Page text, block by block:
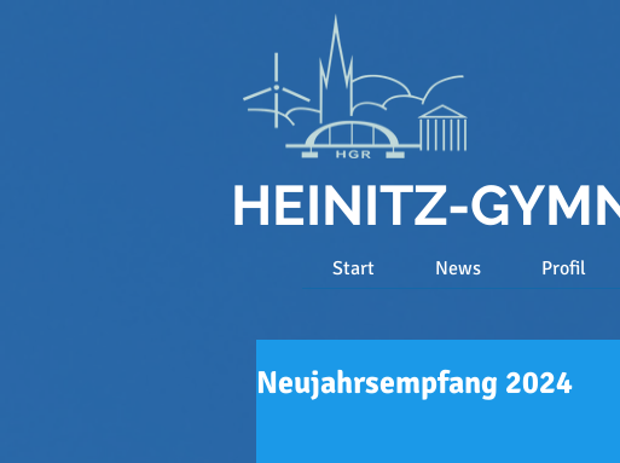
HEINITZ-
Start News Profil
Neujahrsempfang 2024